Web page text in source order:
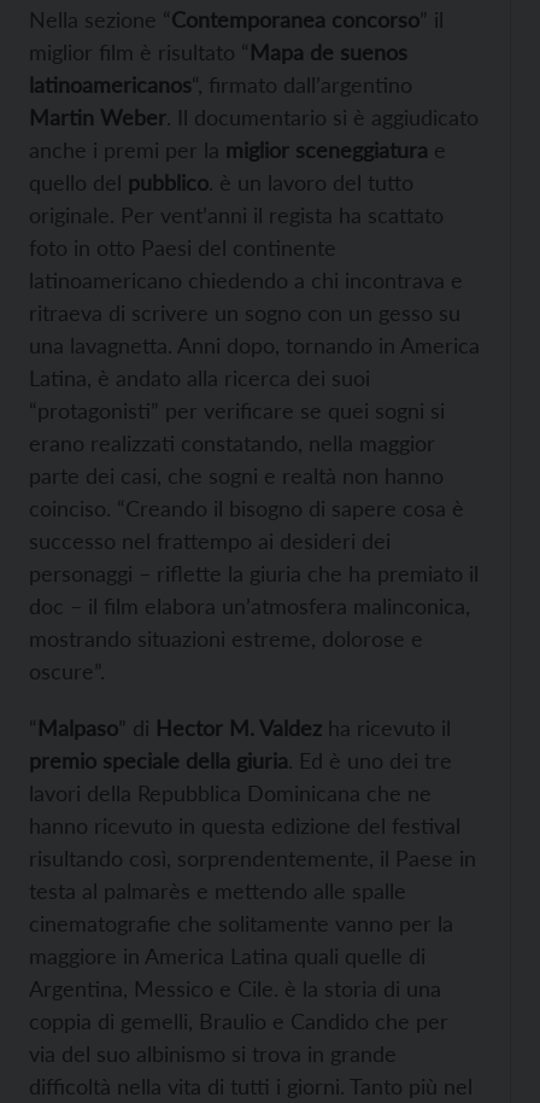
Nella sezione “Contemporanea concorso” il
miglior film è risultato “Mapa de suenos
latinoamericanos“, firmato dall’argentino
Martin Weber. Il documentario si è aggiudicato
anche i premi per la miglior sceneggiatura e
quello del pubblico. è un lavoro del tutto
originale. Per vent’anni il regista ha scattato
foto in otto Paesi del continente
latinoamericano chiedendo a chi incontrava e
ritraeva di scrivere un sogno con un gesso su
una lavagnetta. Anni dopo, tornando in America
Latina, è andato alla ricerca dei suoi
“protagonisti” per verificare se quei sogni si
erano realizzati constatando, nella maggior
parte dei casi, che sogni e realtà non hanno
coinciso. “Creando il bisogno di sapere cosa è
successo nel frattempo ai desideri dei
personaggi – riflette la giuria che ha premiato il
doc – il film elabora un’atmosfera malinconica,
mostrando situazioni estreme, dolorose e
oscure”.
“Malpaso” di Hector M. Valdez ha ricevuto il
premio speciale della giuria. Ed è uno dei tre
lavori della Repubblica Dominicana che ne
hanno ricevuto in questa edizione del festival
risultando così, sorprendentemente, il Paese in
testa al palmarès e mettendo alle spalle
cinematografie che solitamente vanno per la
maggiore in America Latina quali quelle di
Argentina, Messico e Cile. è la storia di una
coppia di gemelli, Braulio e Candido che per
via del suo albinismo si trova in grande
difficoltà nella vita di tutti i giorni. Tanto più nel